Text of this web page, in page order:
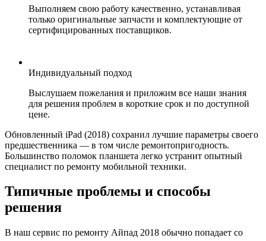
Выполняем свою работу качественно, устанавливая
только оригинальные запчасти и комплектующие от
сертифицированных поставщиков.
Индивидуальный подход
Выслушаем пожелания и приложим все наши знания
для решения проблем в короткие срок и по доступной
цене.
Обновленный iPad (2018) сохранил лучшие параметры своего
предшественника — в том числе ремонтопригодность.
Большинство поломок планшета легко устранит опытный
специалист по ремонту мобильной техники.
Типичные проблемы и способы
решения
В наш сервис по ремонту Айпад 2018 обычно попадает со